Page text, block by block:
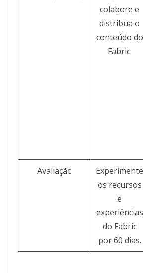
colabore e
distribua o
conteúdo do
Fabric.
Avaliação
Experimente
os recursos
e
experiências
do Fabric
por 60 dias.